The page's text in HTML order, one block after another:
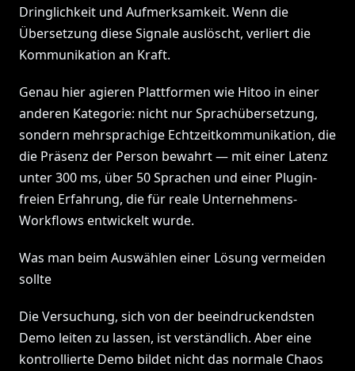
Dringlichkeit und Aufmerksamkeit. Wenn die
Übersetzung diese Signale auslöscht, verliert die
Kommunikation an Kraft.
Genau hier agieren Plattformen wie Hitoo in einer
anderen Kategorie: nicht nur Sprachübersetzung,
sondern mehrsprachige Echtzeitkommunikation, die
die Präsenz der Person bewahrt — mit einer Latenz
unter 300 ms, über 50 Sprachen und einer Plugin-
freien Erfahrung, die für reale Unternehmens-
Workflows entwickelt wurde.
Was man beim Auswählen einer Lösung vermeiden
sollte
Die Versuchung, sich von der beeindruckendsten
Demo leiten zu lassen, ist verständlich. Aber eine
kontrollierte Demo bildet nicht das normale Chaos